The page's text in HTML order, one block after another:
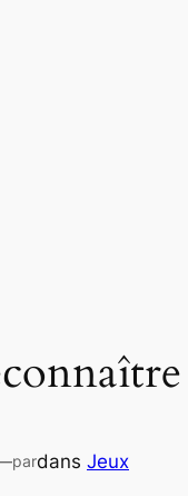
pardans Jeux